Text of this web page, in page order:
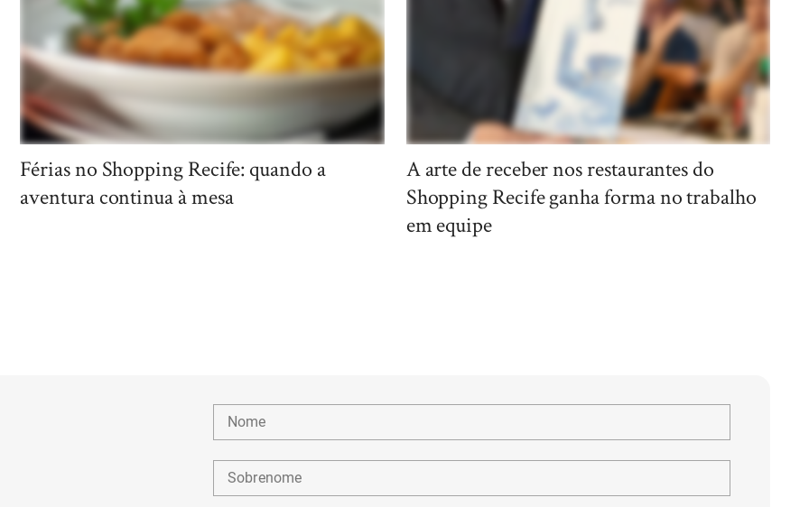
Férias no Shopping Recife: quando a
aventura continua à mesa
A arte de receber nos restaurantes do
Shopping Recife ganha forma no trabalho
em equipe
Nome
Sobrenome